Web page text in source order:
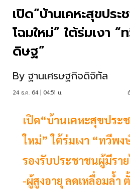
เปิด“บ้านเคหะสุขประ
โฉมใหม่” ใต้ร่มเงา
ดิษฐ”
By ฐานเศรษฐกิจดิจิทัล
24 ธ.ค. 64 | 04:51 น.
เปิด“บ้านเคหะสุขประ
ใหม่” ใต้ร่มเงา “ทวีพ
รองรับประชาชนผู้มีรา
-ผู้สูงอายุ ลดเหลื่อมล้ำ